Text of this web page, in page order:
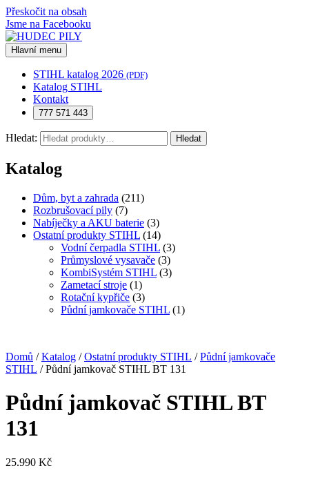
Přeskočit na obsah
Jsme na Facebooku
Hlavní menu
STIHL katalog 2026 (PDF)
Katalog STIHL
Kontakt
777 571 443
Hledat: Hledat
Katalog
Dům, byt a zahrada (211)
Rozbrušovací pily (7)
Nabíječky a AKU baterie (3)
Ostatní produkty STIHL (14)
Vodní čerpadla STIHL (3)
Průmyslové vysavače (3)
KombiSystém STIHL (3)
Zametací stroje (1)
Rotační kypřiče (3)
Půdní jamkovače STIHL (1)
Domů /Katalog /Ostatní produkty STIHL /Půdní jamkovače
STIHL / Půdní jamkovač STIHL BT 131
Půdní jamkovač STIHL BT
131
25.990 Kč